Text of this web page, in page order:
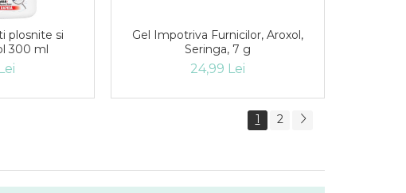
plosnite si
300 ml
Gel Impotriva Furnicilor, Aroxol,
Seringa, 7 g
24,99 Lei
1 2